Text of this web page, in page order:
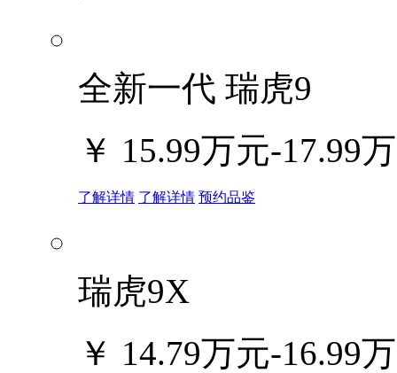
全新一代 瑞虎9
￥ 15.99万元-17.99
了解详情 了解详情 预约品鉴
瑞虎9X
￥ 14.79万元-16.99